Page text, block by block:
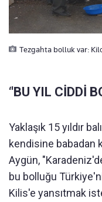
Tezgahta bolluk var:
‘'BU YIL CİDDİ
Yaklaşık 15 yıldır
kendisine babadan
Aygün,
bu bolluğu
Kilis'e yansıtmak